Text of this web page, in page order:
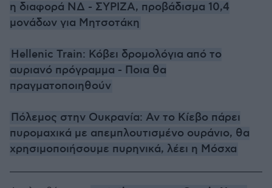
η διαφορά ΝΔ - ΣΥΡΙΖΑ, προβάδισμα 10,4
μονάδων για Μητσοτάκη
Hellenic Train: Κόβει δρομολόγια από το
αυριανό πρόγραμμα - Ποια θα
πραγματοποιηθούν
Πόλεμος στην Ουκρανία: Αν το Κίεβο πάρει
πυρομαχικά με απεμπλουτισμένο ουράνιο, θα
χρησιμοποιήσουμε πυρηνικά, λέει η Μόσχα